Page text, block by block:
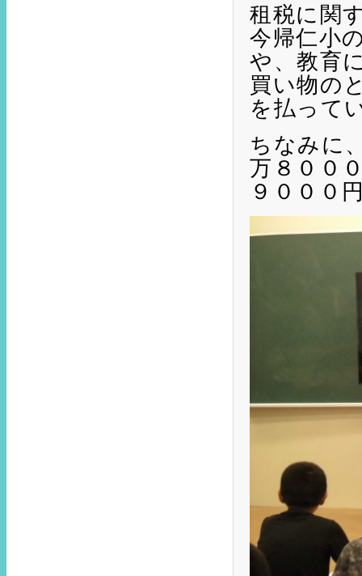
租税に関
今帰仁小
や、教育
買い物の
を払って
ちなみに
万８００
９０００